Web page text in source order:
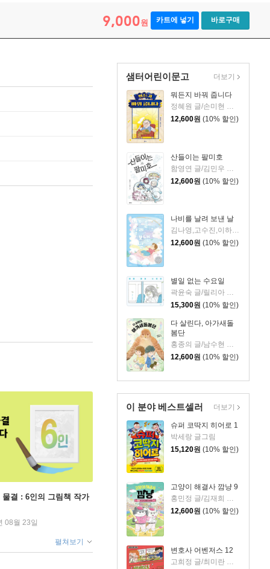
9,000원 카트에 넣기 바로구매
샘터어린이문고
뭐든지 바꿔 줍니다
정혜원 글/손미현 그림
12,600원 (10% 할인)
산들이는 팔미호
12,600원 (10% 할인)
나비를 날려 보낸 날
김나영,고수진,이하람 글/어수현 그림
12,600원 (10% 할인)
별일 없는 수요일
곽윤숙 글/릴리아 그림
15,300원 (10% 할인)
다 살린다, 아가새돌
봄단
홍종의 글/남수현 그림
12,600원 (10% 할인)
더보기
이 분야 베스트셀러
슈퍼 코딱지 히어로 1
박세랑 글그림
15,120원 (10% 할인)
고양이 해결사 깜냥 9
12,600원 (10% 할인)
변호사 어벤저스 12
고희정 글/최미란 그림/신주영 감수
더보기
결 : 6인의 그림책 작가
08월 23일
펼쳐보기